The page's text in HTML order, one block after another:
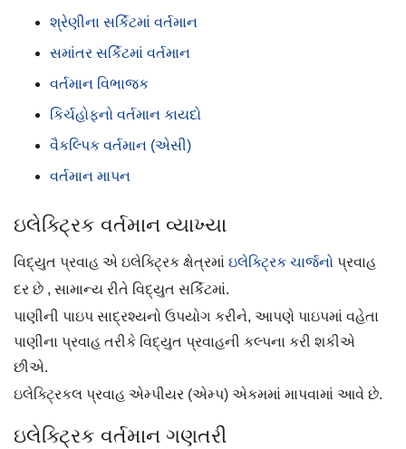
શ્રેણીના સર્કિટમાં વર્તમાન
સમાંતર સર્કિટમાં વર્તમાન
વર્તમાન વિભાજક
કિર્ચહોફનો વર્તમાન કાયદો
વૈકલ્પિક વર્તમાન (એસી)
વર્તમાન માપન
ઇલેક્ટ્રિક વર્તમાન વ્યાખ્યા
વિદ્યુત પ્રવાહ એ ઇલેક્ટ્રિક ક્ષેત્રમાં ઇલેક્ટ્રિક ચાર્જનો પ્રવાહ
દર છે , સામાન્ય રીતે વિદ્યુત સર્કિટમાં.
પાણીની પાઇપ સાદ્રશ્યનો ઉપયોગ કરીને, આપણે પાઇપમાં વહેતા
પાણીના પ્રવાહ તરીકે વિદ્યુત પ્રવાહની કલ્પના કરી શકીએ
છીએ.
ઇલેક્ટ્રિકલ પ્રવાહ એમ્પીયર (એમ્પ) એકમમાં માપવામાં આવે છે.
ઇલેક્ટ્રિક વર્તમાન ગણતરી